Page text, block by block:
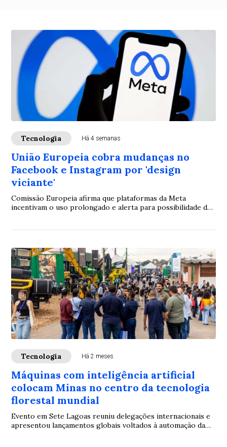
Tecnologia Há 4 semanas
União Europeia cobra mudanças no
Facebook e Instagram por 'design
viciante'
Comissão Europeia afirma que plataformas da Meta
incentivam o uso prolongado e alerta para possibilidade de
Tecnologia Há 2 meses
Máquinas com inteligência artificial
colocam Minas no centro da tecnologia
florestal mundial
Evento em Sete Lagoas reuniu delegações internacionais e
apresentou lançamentos globais voltados à automação da